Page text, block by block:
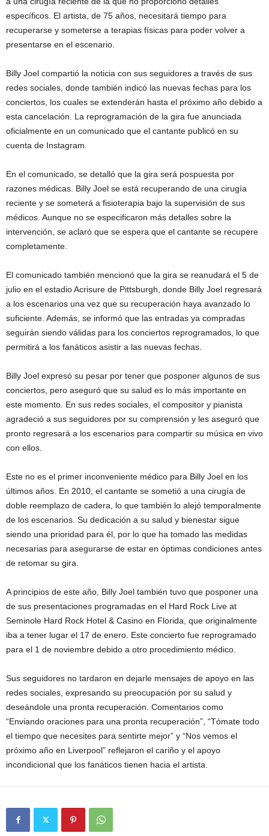
específicos. El artista, de 75 años, necesitará tiempo para
recuperarse y someterse a terapias físicas para poder volver a
presentarse en el escenario.
Billy Joel compartió la noticia con sus seguidores a través de sus
redes sociales, donde también indicó las nuevas fechas para los
conciertos, los cuales se extenderán hasta el próximo año debido a
esta cancelación. La reprogramación de la gira fue anunciada
oficialmente en un comunicado que el cantante publicó en su
cuenta de Instagram.
En el comunicado, se detalló que la gira será pospuesta por
razones médicas. Billy Joel se está recuperando de una cirugía
reciente y se someterá a fisioterapia bajo la supervisión de sus
médicos. Aunque no se especificaron más detalles sobre la
intervención, se aclaró que se espera que el cantante se recupere
completamente.
El comunicado también mencionó que la gira se reanudará el 5 de
julio en el estadio Acrisure de Pittsburgh, donde Billy Joel regresará
a los escenarios una vez que su recuperación haya avanzado lo
suficiente. Además, se informó que las entradas ya compradas
seguirán siendo válidas para los conciertos reprogramados, lo que
permitirá a los fanáticos asistir a las nuevas fechas.
Billy Joel expresó su pesar por tener que posponer algunos de sus
conciertos, pero aseguró que su salud es lo más importante en
este momento. En sus redes sociales, el compositor y pianista
agradeció a sus seguidores por su comprensión y les aseguró que
pronto regresará a los escenarios para compartir su música en vivo
con ellos.
Este no es el primer inconveniente médico para Billy Joel en los
últimos años. En 2010, el cantante se sometió a una cirugía de
doble reemplazo de cadera, lo que también lo alejó temporalmente
de los escenarios. Su dedicación a su salud y bienestar sigue
siendo una prioridad para él, por lo que ha tomado las medidas
necesarias para asegurarse de estar en óptimas condiciones antes
de retomar su gira.
A principios de este año, Billy Joel también tuvo que posponer una
de sus presentaciones programadas en el Hard Rock Live at
Seminole Hard Rock Hotel & Casino en Florida, que originalmente
iba a tener lugar el 17 de enero. Este concierto fue reprogramado
para el 1 de noviembre debido a otro procedimiento médico.
Sus seguidores no tardaron en dejarle mensajes de apoyo en las
redes sociales, expresando su preocupación por su salud y
deseándole una pronta recuperación. Comentarios como
“Enviando oraciones para una pronta recuperación”, “Tómate todo
el tiempo que necesites para sentirte mejor” y “Nos vemos el
próximo año en Liverpool” reflejaron el cariño y el apoyo
incondicional que los fanáticos tienen hacia el artista.